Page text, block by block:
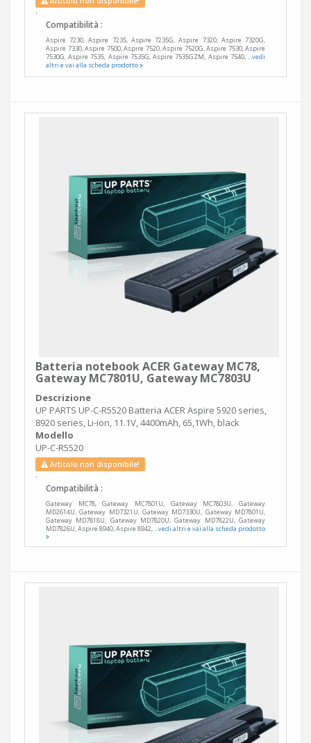
.
Compatibilità :
Aspire 7230, Aspire 7235, Aspire 7235G, Aspire 7320, Aspire 7320G,
Aspire 7330, Aspire 7500, Aspire 7520, Aspire 7520G, Aspire 7530, Aspire
7530G, Aspire 7535, Aspire 7535G, Aspire 7535GZM, Aspire 7540, ...vedi
altri e vai alla scheda prodotto
Batteria notebook ACER Gateway MC78,
Gateway MC7801U, Gateway MC7803U
Descrizione
UP PARTS UP-C-R5520 Batteria ACER Aspire 5920 series,
8920 series, Li-ion, 11.1V, 4400mAh, 65,1Wh, black
Modello
UP-C-R5520
Articolo non disponibile!
.
Compatibilità :
Gateway MC78, Gateway MC7801U, Gateway MC7803U, Gateway
MD2614U, Gateway MD7321U, Gateway MD7330U, Gateway MD7801U,
Gateway MD7818U, Gateway MD7820U, Gateway MD7822U, Gateway
MD7826U, Aspire 8940, Aspire 8942,...vedi altri e vai alla scheda prodotto